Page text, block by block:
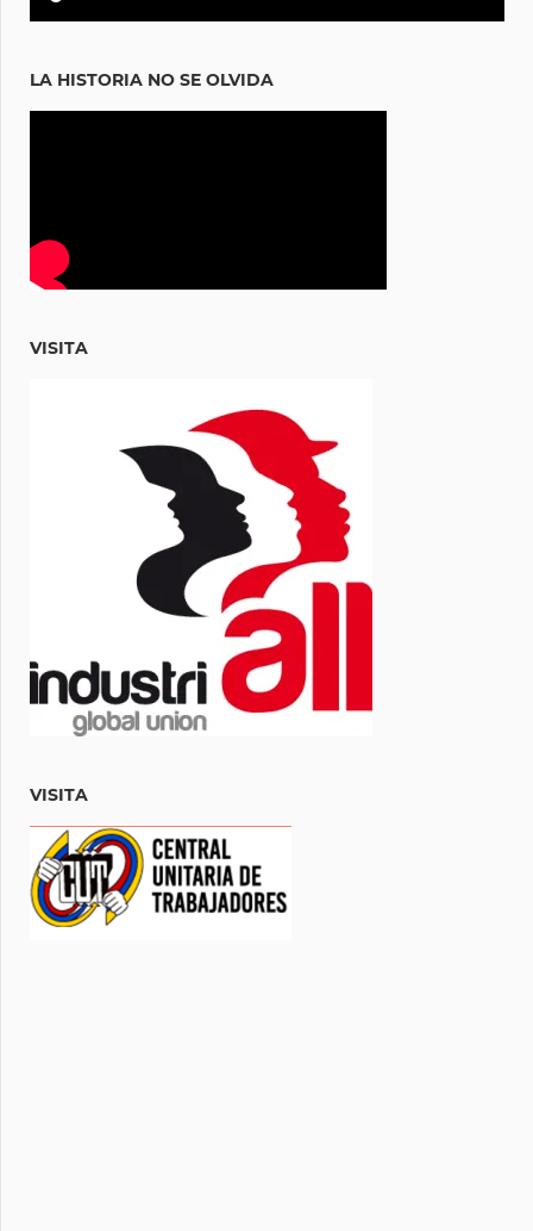
LA HISTORIA NO SE OLVIDA
VISITA
VISITA